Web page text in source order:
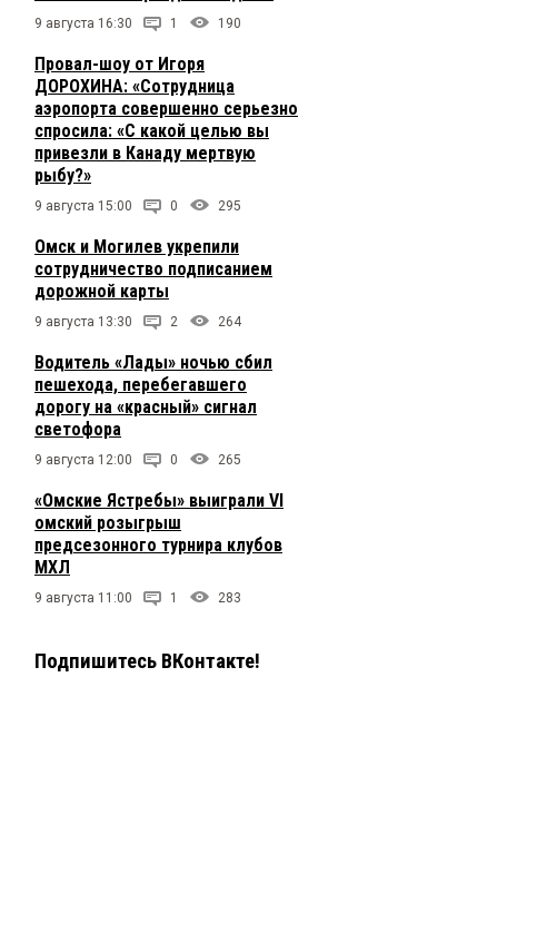
9 августа 16:30 1 190
Провал-шоу от Игоря
ДОРОХИНА: «Сотрудница
аэропорта совершенно серьезно
спросила: «С какой целью вы
привезли в Канаду мертвую
рыбу?»
9 августа 15:00 0 295
Омск и Могилев укрепили
сотрудничество подписанием
дорожной карты
9 августа 13:30 2 264
Водитель «Лады» ночью сбил
пешехода, перебегавшего
дорогу на «красный» сигнал
светофора
9 августа 12:00 0 265
«Омские Ястребы» выиграли VI
омский розыгрыш
предсезонного турнира клубов
МХЛ
9 августа 11:00 1 283
Подпишитесь ВКонтакте!